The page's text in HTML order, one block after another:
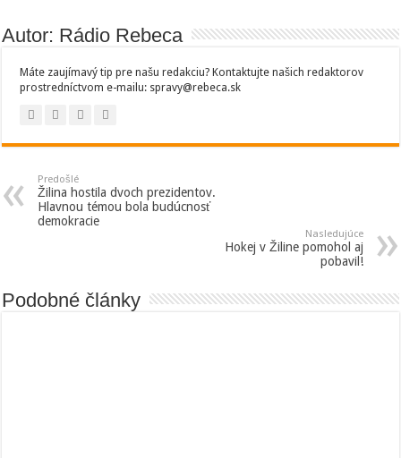
Autor: Rádio Rebeca
Máte zaujímavý tip pre našu redakciu? Kontaktujte našich redaktorov
prostredníctvom e-mailu: spravy@rebeca.sk
Predošlé
Žilina hostila dvoch prezidentov.
Hlavnou témou bola budúcnosť
demokracie
Nasledujúce
Hokej v Žiline pomohol aj
pobavil!
Podobné články